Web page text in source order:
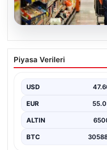
05.08.2026
Nisan Ayı
Zaman
Türkiye İstatistik Kurumu
Piyasa Verileri
USD
EUR
ALTIN
BTC